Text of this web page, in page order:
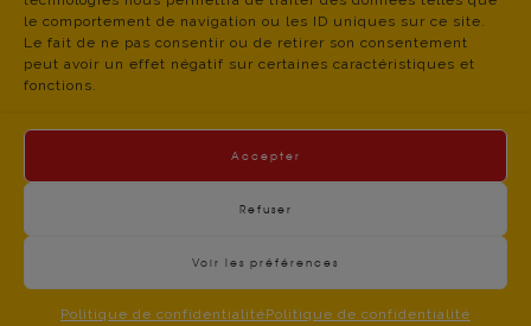
le comportement de navigation ou les ID uniques sur ce site.
Le fait de ne pas consentir ou de retirer son consentement
peut avoir un effet négatif sur certaines caractéristiques et
fonctions.
Accepter
Refuser
Voir les préférences
Politique de confidentialitéPolitique de confidentialité